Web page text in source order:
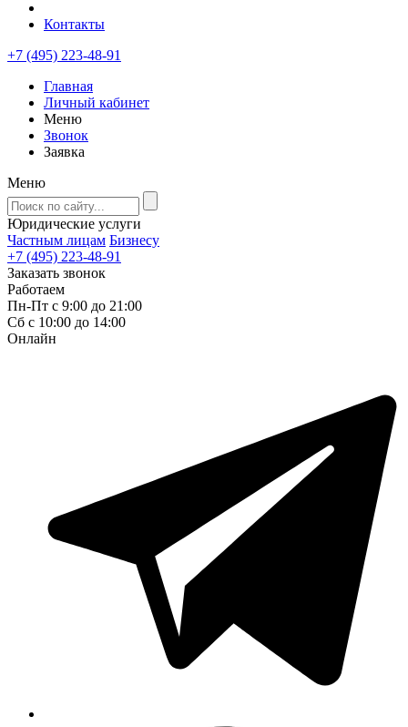
Контакты
+7 (495) 223-48-91
Главная
Личный кабинет
Меню
Звонок
Заявка
Меню
Юридические услуги
Частным лицам Бизнесу
+7 (495) 223-48-91
Заказать звонок
Работаем
Пн-Пт с 9:00 до 21:00
Сб с 10:00 до 14:00
Онлайн